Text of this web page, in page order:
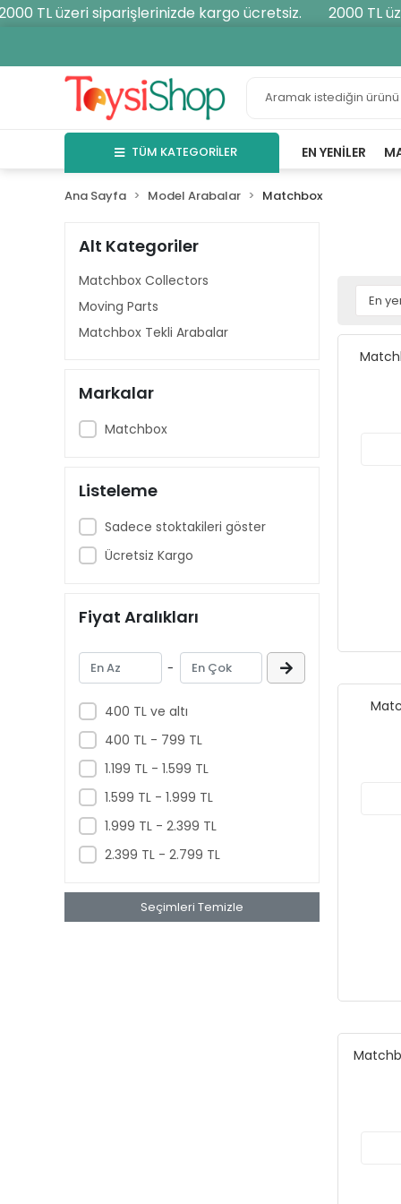
TL üzeri siparişlerinizde kargo ücretsiz. 2000 TL
TÜM KATEGORİLER EN YENILER
Ana Sayfa Model Arabalar Matchbox
Alt Kategoriler
Matchbox Collectors
Moving Parts
Matchbox Tekli Arabalar
Markalar
Matchbox
Listeleme
Sadece stoktakileri göster
Ücretsiz Kargo
Fiyat Aralıkları
-
400 TL ve altı
400 TL - 799 TL
1.199 TL - 1.599 TL
1.599 TL - 1.999 TL
1.999 TL - 2.399 TL
2.399 TL - 2.799 TL
Seçimleri Temizle